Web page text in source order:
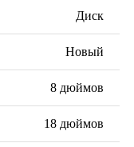
Диск
Новый
8 дюймов
18 дюймов